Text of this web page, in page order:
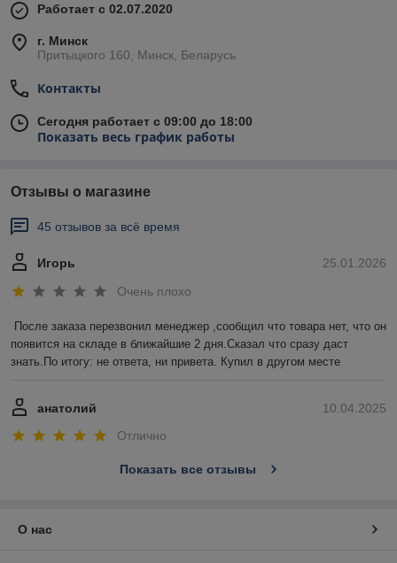
Работает с 02.07.2020
г. Минск
Притыцкого 160, Минск, Беларусь
Контакты
Сегодня работает с 09:00 до 18:00
Показать весь график работы
Отзывы о магазине
45 отзывов за всё время
25.01.2026
Игорь
Очень плохо
После заказа перезвонил менеджер ,сообщил что товара нет, что он
появится на складе в ближайшие 2 дня.Сказал что сразу даст
знать.По итогу: не ответа, ни привета. Купил в другом месте
10.04.2025
анатолий
Отлично
Показать все отзывы
О нас